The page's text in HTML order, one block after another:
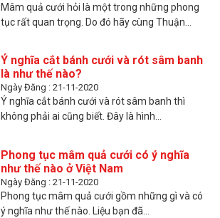
Mâm quả cưới hỏi là một trong những phong
tục rất quan trọng. Do đó hãy cùng Thuận...
Ý nghĩa cắt bánh cưới và rót sâm banh
là như thế nào?
Ngày Đăng : 21-11-2020
Ý nghĩa cắt bánh cưới và rót sâm banh thì
không phải ai cũng biết. Đây là hình...
Phong tục mâm quả cưới có ý nghĩa
như thế nào ở Việt Nam
Ngày Đăng : 21-11-2020
Phong tục mâm quả cưới gồm những gì và có
ý nghĩa như thế nào. Liệu bạn đã...